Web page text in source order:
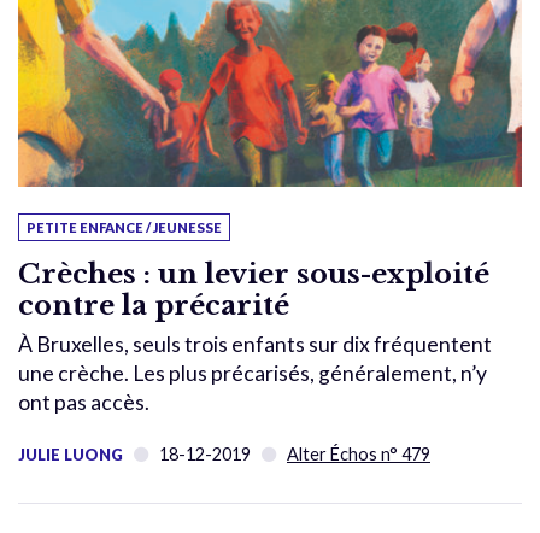
PETITE ENFANCE / JEUNESSE
Crèches : un levier sous-exploité
contre la précarité
À Bruxelles, seuls trois enfants sur dix fréquentent
une crèche. Les plus précarisés, généralement, n’y
ont pas accès.
JULIE LUONG 18-12-2019 Alter Échos n° 479